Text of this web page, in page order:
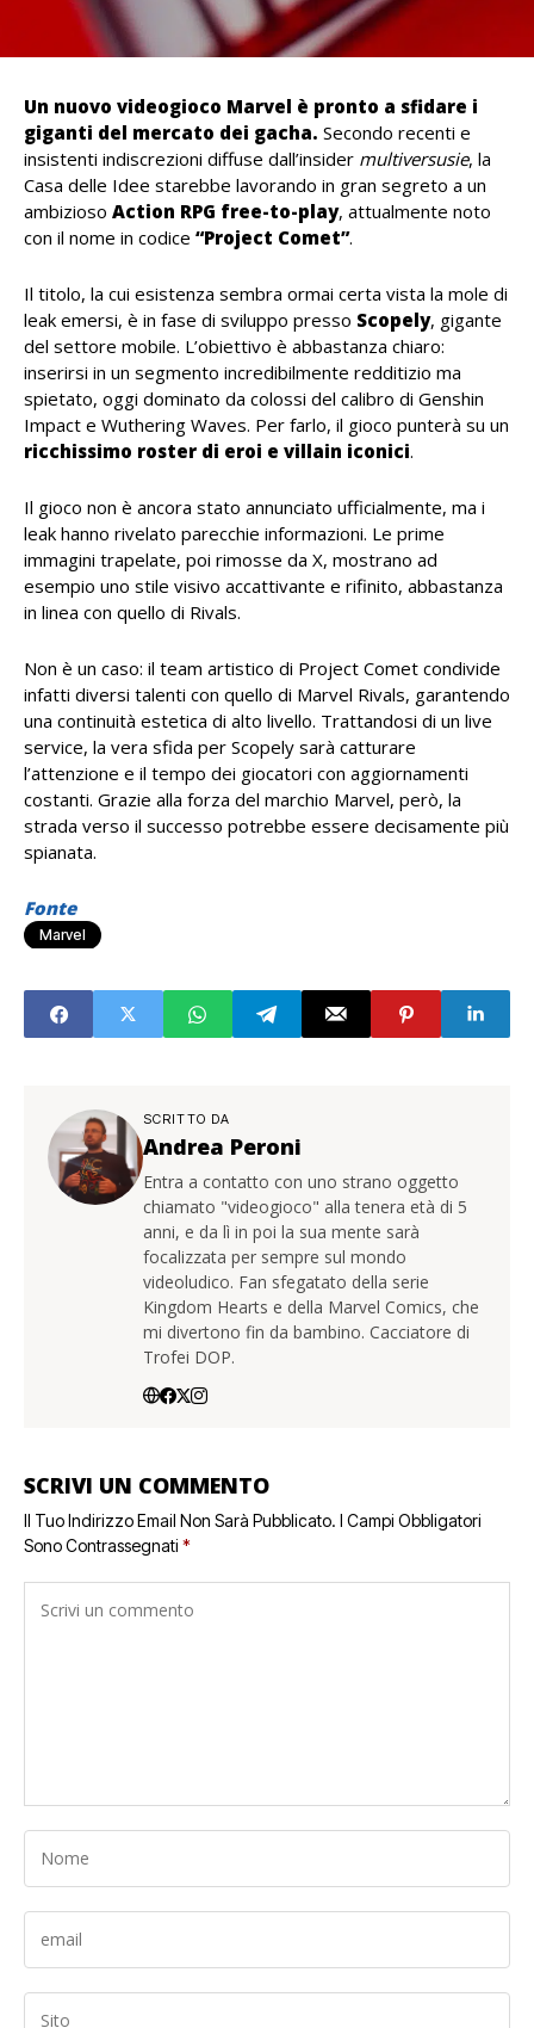
Un nuovo videogioco Marvel è pronto a sfidare i
giganti del mercato dei gacha. Secondo recenti e
insistenti indiscrezioni diffuse dall’insider multiversusie, la
Casa delle Idee starebbe lavorando in gran segreto a un
ambizioso Action RPG free-to-play, attualmente noto
con il nome in codice “Project Comet”.
Il titolo, la cui esistenza sembra ormai certa vista la mole di
leak emersi, è in fase di sviluppo presso Scopely, gigante
del settore mobile. L’obiettivo è abbastanza chiaro:
inserirsi in un segmento incredibilmente redditizio ma
spietato, oggi dominato da colossi del calibro di Genshin
Impact e Wuthering Waves. Per farlo, il gioco punterà su un
ricchissimo roster di eroi e villain iconici.
Il gioco non è ancora stato annunciato ufficialmente, ma i
leak hanno rivelato parecchie informazioni. Le prime
immagini trapelate, poi rimosse da X, mostrano ad
esempio uno stile visivo accattivante e rifinito, abbastanza
in linea con quello di Rivals.
Non è un caso: il team artistico di Project Comet condivide
infatti diversi talenti con quello di Marvel Rivals, garantendo
una continuità estetica di alto livello. Trattandosi di un live
service, la vera sfida per Scopely sarà catturare
l’attenzione e il tempo dei giocatori con aggiornamenti
costanti. Grazie alla forza del marchio Marvel, però, la
strada verso il successo potrebbe essere decisamente più
spianata.
Fonte
Marvel
SCRITTO DA
Andrea Peroni
Entra a contatto con uno strano oggetto
chiamato "videogioco" alla tenera età di 5
anni, e da lì in poi la sua mente sarà
focalizzata per sempre sul mondo
videoludico. Fan sfegatato della serie
Kingdom Hearts e della Marvel Comics, che
mi divertono fin da bambino. Cacciatore di
Trofei DOP.
SCRIVI UN COMMENTO
Il Tuo Indirizzo Email Non Sarà Pubblicato. I Campi Obbligatori
Sono Contrassegnati *